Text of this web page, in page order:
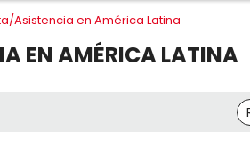
Asistencia en América Latina
EN AMÉRICA LATINA